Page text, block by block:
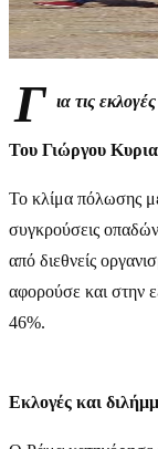
Γ ια τις
Του Γιώργου
Το κλίμα πόλωσης
συγκρούσεις
από διεθνείς
αφορούσε και στην
46%.
Εκλογές και